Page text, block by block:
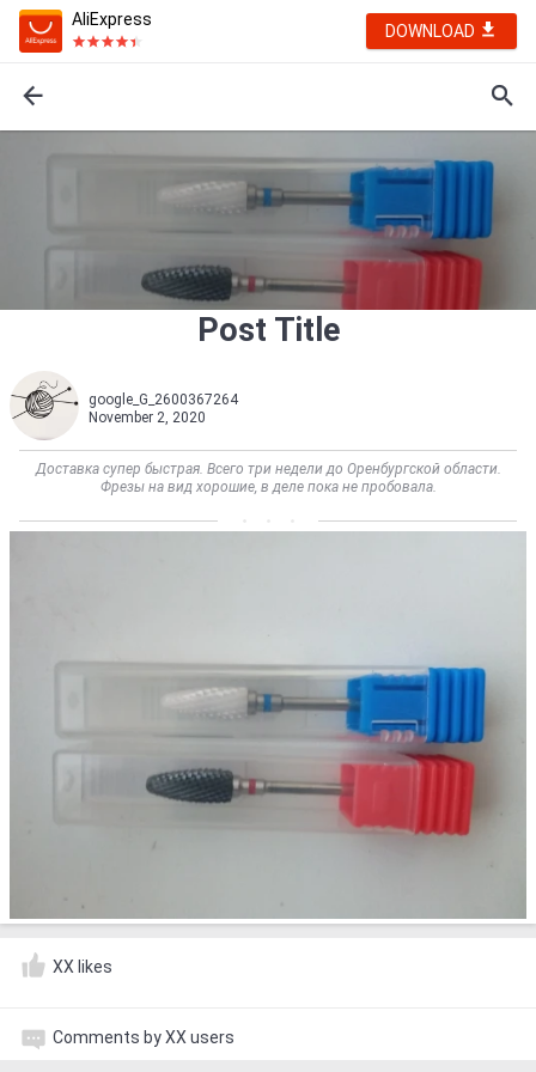
AliExpress
DOWNLOAD
Post Title
google_G_2600367264
November 2, 2020
Доставка супер быстрая. Всего три недели до Оренбургской области.
Фрезы на вид хорошие, в деле пока не пробовала.
XX likes
Comments by XX users